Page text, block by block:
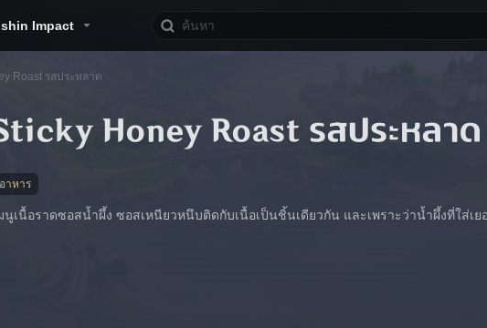
Impact
Roast รสประหลาด
Honey Roast รสประหลาด
อาหาร
นูเนื้อราดซอสน้ำผึ้ง ซอสเหนียวหนึบติดกับเนื้อเป็นชิ้นเดียวกัน และเพราะว่าน้ำผึ้งที่ใส่เ